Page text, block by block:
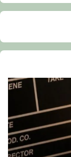
La Carmina
dos mesos,
Recupera
tican
07/carmina-
espana-